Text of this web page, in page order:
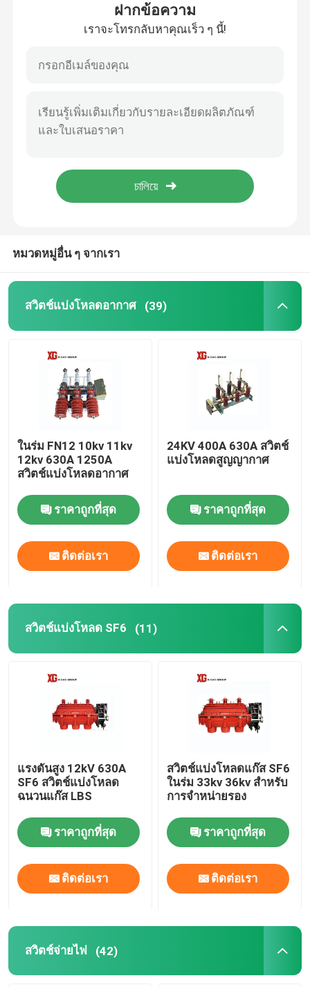
ติดต่อเรา
ขอใบเสนอราคา
สวิตช์แบ่งโหลด SF6
สวิตช์จ่ายไฟ
เบรกเกอร์สุญญากาศ
CT หม้อแปลงกระแสไฟฟ้า
PT Potential Transformer
หน่วยวัดแสง CT PT
HRC ฟิวส์
ดึงฟิวส์ออก
หม้อแปลงไฟฟ้าชนิดแห้ง
สถานีย่อยหม้อแปลงขนาดกะทัดรัด
ฝากข้อความ
เราจะโทรกลับหาคุณเร็ว ๆ นี้!
หมวดหมู่อื่น ๆ จากเรา
สวิตช์แบ่งโหลดอากาศ (39)
ในร่ม FN12 10kv 11kv
12kv 630A 1250A
สวิตช์แบ่งโหลดอากาศ
ราคาถูกที่สุด
ติดต่อเรา
24KV 400A 630A สวิตช์
แบ่งโหลดสูญญากาศ
ราคาถูกที่สุด
ติดต่อเรา
สวิตช์แบ่งโหลด SF6 (11)
แรงดันสูง 12kV 630A
SF6 สวิตช์แบ่งโหลด
ฉนวนแก๊ส LBS
ราคาถูกที่สุด
ติดต่อเรา
สวิตช์แบ่งโหลดแก๊ส SF6
ในร่ม 33kv 36kv สำหรับ
การจำหน่ายรอง
ราคาถูกที่สุด
ติดต่อเรา
สวิตช์จ่ายไฟ (42)